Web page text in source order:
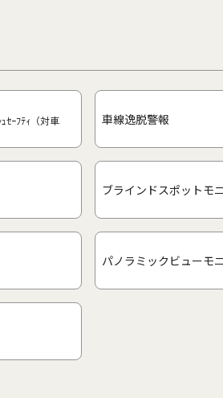
ｾｰﾌﾃｨ（対車
車線逸脱警報
ブラインドスポットモ
パノラミックビューモ